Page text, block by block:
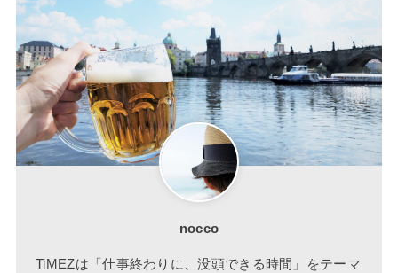
nocco
TiMEZは「仕事終わりに、没頭できる時間」をテーマ